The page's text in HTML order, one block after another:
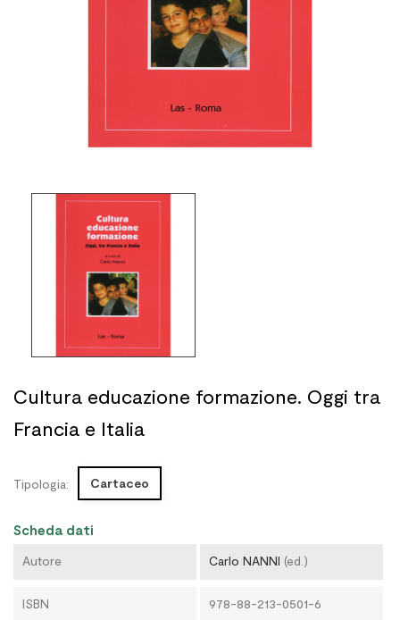
Cultura educazione formazione. Oggi tra
Francia e Italia
Tipologia: Cartaceo
Scheda dati
Autore Carlo NANNI (ed.)
ISBN 978-88-213-0501-6